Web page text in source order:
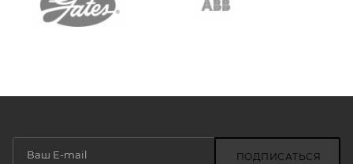
ПОДПИСАТЬСЯ